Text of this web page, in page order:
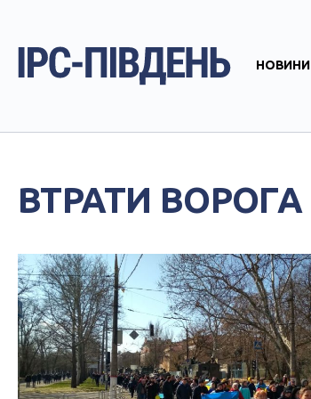
НОВИНИ
ВТРАТИ ВОРОГА